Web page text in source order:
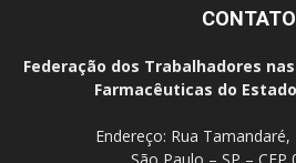
CONTATO
Federação dos Trabalhadores
Farmacêuticas do
Endereço: Rua